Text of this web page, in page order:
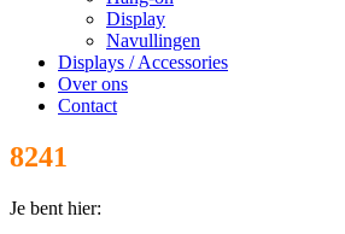
Display
Navullingen
Displays / Accessories
Over ons
Contact
8241
Je bent hier: